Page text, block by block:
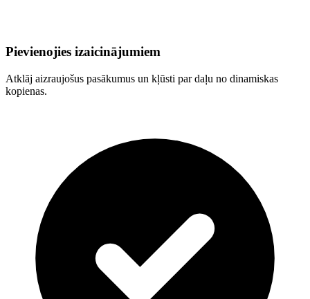
Pievienojies izaicinājumiem
Atklāj aizraujošus pasākumus un kļūsti par daļu no dinamiskas
kopienas.